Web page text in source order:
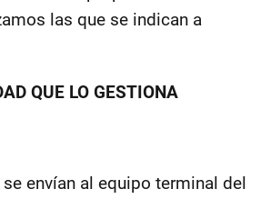
las que se indican a
QUE LO GESTIONA
envían al equipo terminal del